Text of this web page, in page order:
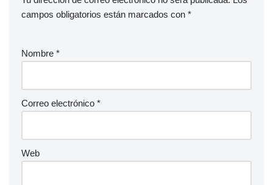
campos obligatorios están marcados con *
Nombre *
Correo electrónico *
Web